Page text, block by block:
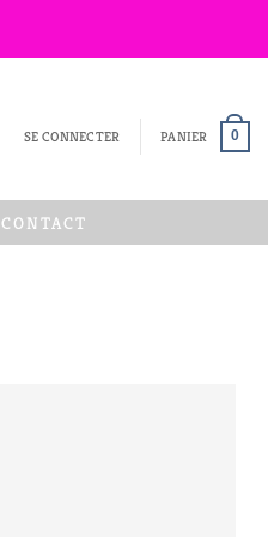
SE CONNECTER PANIER 0
CONTACT